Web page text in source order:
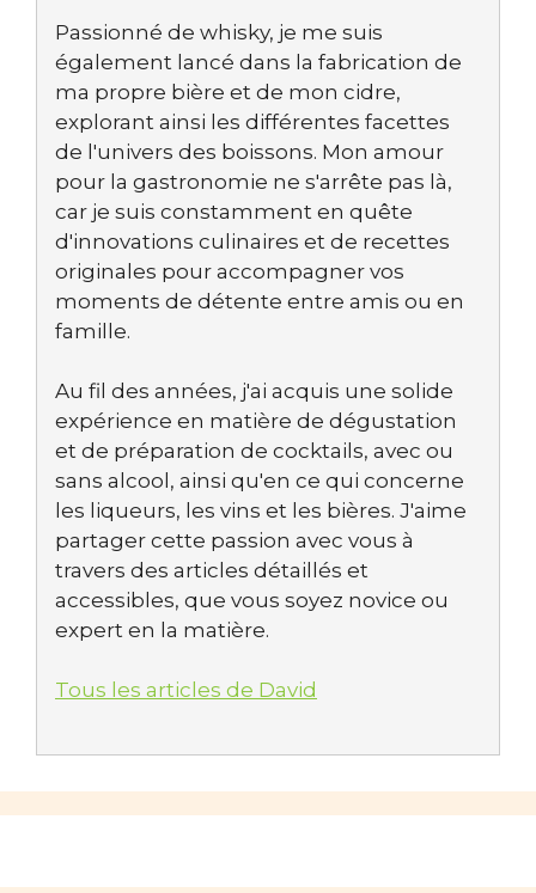
Passionné de whisky, je me suis
également lancé dans la fabrication de
ma propre bière et de mon cidre,
explorant ainsi les différentes facettes
de l'univers des boissons. Mon amour
pour la gastronomie ne s'arrête pas là,
car je suis constamment en quête
d'innovations culinaires et de recettes
originales pour accompagner vos
moments de détente entre amis ou en
famille.
Au fil des années, j'ai acquis une solide
expérience en matière de dégustation
et de préparation de cocktails, avec ou
sans alcool, ainsi qu'en ce qui concerne
les liqueurs, les vins et les bières. J'aime
partager cette passion avec vous à
travers des articles détaillés et
accessibles, que vous soyez novice ou
expert en la matière.
Tous les articles de David